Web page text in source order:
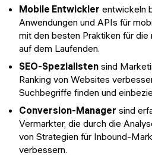
Mobile Entwickler entwickeln
Anwendungen und APIs für
mit den besten Praktiken für
auf dem Laufenden.
SEO-Spezialisten sind
Ranking von Websites
Suchbegriffe finden und
Conversion-Manager sind
Vermarkter, die durch die
von Strategien für Inbound-
verbessern.